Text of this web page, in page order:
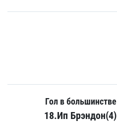
Гол в большинстве
18.Ип Брэндон(4)